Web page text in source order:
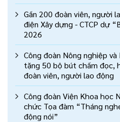
Gần 200 đoàn viên, người
điện Xây dựng - CTCP dự
2026
Công đoàn Nông nghiệp
tặng 50 bộ bút chấm đọc,
đoàn viên, người lao động
Công đoàn Viện Khoa học
chức Tọa đàm “Tháng
động nói”